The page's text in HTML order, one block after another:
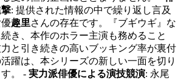
: 提供された情報の中で繰り返し言及
趣里さんの存在です。『ブギウギ』な
き、本作のホラー主演も務めること
と引き続きの高いブッキング率が裏付
躍は、本シリーズの新しい一面を切り
。 - 実力派俳優による演技競演: 永尾